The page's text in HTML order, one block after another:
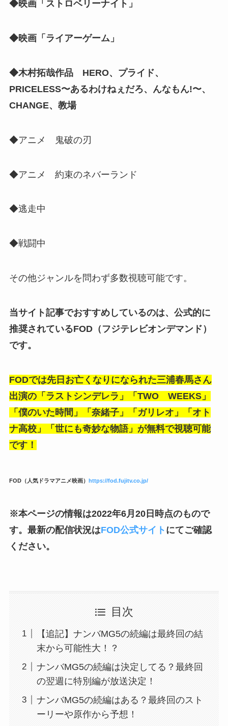
◆映画「ストロベリーナイト」
◆映画「ライアーゲーム」
◆木村拓哉作品 HERO、プライド、
PRICELESS〜あるわけねぇだろ、んなもん!〜、
CHANGE、教場
◆アニメ 鬼破の刃
◆アニメ 約束のネバーランド
◆逃走中
◆戦闘中
その他ジャンルを問わず多数視聴可能です。
当サイト記事でおすすめしているのは、公式的に
推奨されているFOD（フジテレビオンデマンド）
です。
FODでは先日お亡くなりになられた三浦春馬さん
出演の「ラストシンデレラ」「TWO WEEKS」
「僕のいた時間」「奈緒子」「ガリレオ」「オト
ナ高校」「世にも奇妙な物語」が無料で視聴可能
です！
FOD（人気ドラマアニメ映画） https://fod.fujitv.co.jp/
※本ページの情報は2022年6月20日時点のもので
す。最新の配信状況はFOD公式サイト にてご確認
ください。
目次
【追記】ナンバMG5の続編は最終回の結
末から可能性大！？
ナンバMG5の続編は決定してる？最終回
の翌週に特別編が放送決定！
ナンバMG5の続編はある？最終回のスト
ーリーや原作から予想！